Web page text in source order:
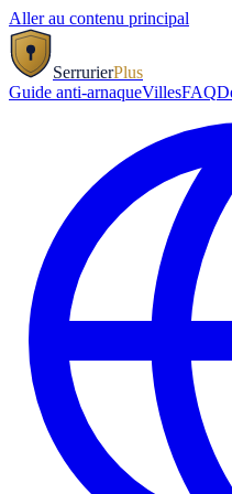
Aller au contenu principal
SerrurierPlus
Guide anti-arnaqueVillesFAQ